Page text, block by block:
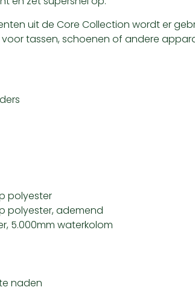
uit de Core Collection wordt er
tassen, schoenen of andere
polyester
polyester, ademend
5.000mm waterkolom
naden